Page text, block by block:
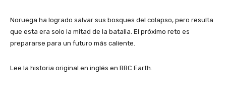
Noruega ha logrado salvar sus bosques del colapso, pero resulta
que esta era solo la mitad de la batalla. El próximo reto es
prepararse para un futuro más caliente.
Lee la historia original en inglés en BBC Earth.